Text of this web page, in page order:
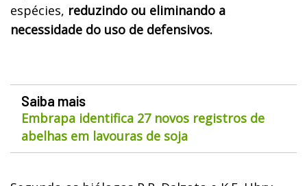
espécies, reduzindo ou eliminando a
necessidade do uso de defensivos.
Saiba mais
Embrapa identifica 27 novos registros de
abelhas em lavouras de soja